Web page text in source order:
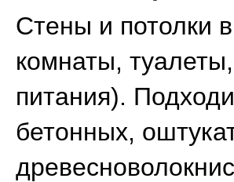
Стены и потолки
комнаты,
питания).
бетонных,